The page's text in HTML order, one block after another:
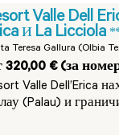
Valle Dell
и La Licciola
Teresa Gallura (Olbia
320,00 € (за
Valle Dell’Erica
(Palau) и